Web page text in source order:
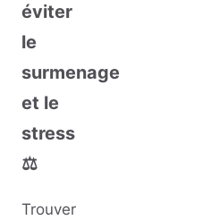
éviter
le
surmenage
et le
stress
⚖️
Trouver